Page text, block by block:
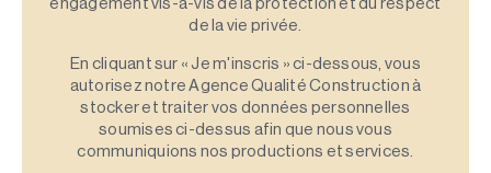
engagement vis-à-vis de la protection et du respect
de la vie privée.
En cliquant sur « Je m'inscris » ci-dessous, vous
autorisez notre Agence Qualité Construction à
stocker et traiter vos données personnelles
soumises ci-dessus afin que nous vous
communiquions nos productions et services.